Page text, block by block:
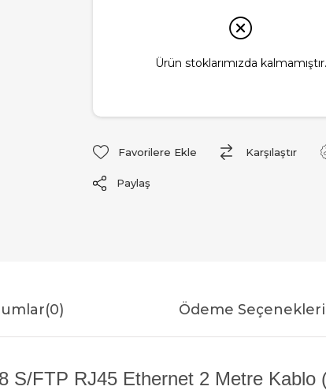
Ürün stoklarımızda kalmamıştır.
Favorilere Ekle Karşılaştır
Paylaş
(0) Ödeme Seçenekleri
S/FTP RJ45 Ethernet 2 Metre Kablo